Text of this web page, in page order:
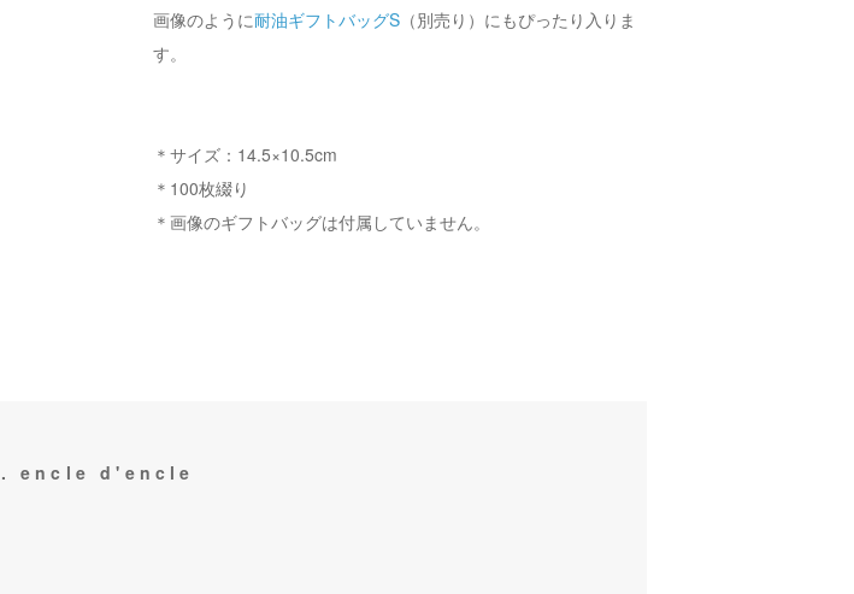
画像のように耐油ギフトバッグS （別売り）にもぴったり入りま
す。
＊サイズ：14.5×10.5cm
＊100枚綴り
＊画像のギフトバッグは付属していません。
encle d'encle